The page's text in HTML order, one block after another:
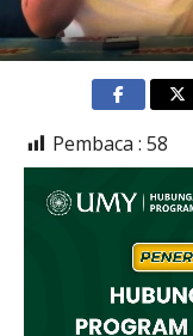
Pembaca : 58